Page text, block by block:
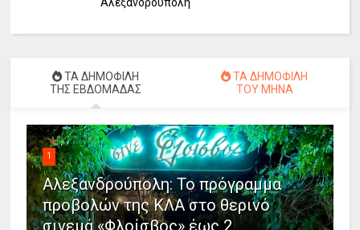
ΤΑ ΔΗΜΟΦΙΛΗ
ΤΗΣ ΕΒΔΟΜΑΔΑΣ
ΤΑ ΔΗΜΟΦΙΛΗ
ΤΟΥ ΜΗΝΑ
1
Αλεξανδρούπολη: Το πρόγραμμα
προβολών της ΚΛΑ στο θερινό
σινεμά «Φλοίσβος» έως 2